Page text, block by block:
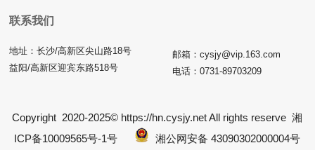
联系我们
地址：长沙/高新区尖山路18号
益阳/高新区迎宾东路518号
邮箱：cysjy@vip.163.com
电话：0731-89703209
Copyright 2020-2025© https://hn.cysjy.net All rights reserve湘
ICP备10009565号-1号
湘公网安备 43090302000004号